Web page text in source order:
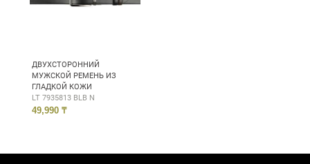
ДВУХСТОРОННИЙ
МУЖСКОЙ РЕМЕНЬ ИЗ
ГЛАДКОЙ КОЖИ
LT 7935813 BLB N
49,990 ₸